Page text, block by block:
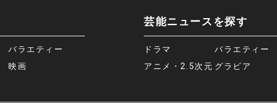
バラエティー
映画
芸能ニュースを探す
ドラマ バラエティー
アニメ・2.5次元 グラビア